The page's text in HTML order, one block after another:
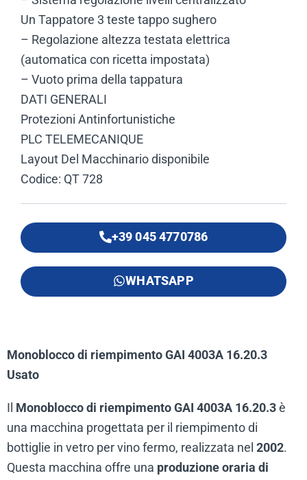
Un Tappatore 3 teste tappo sughero
– Regolazione altezza testata elettrica
(automatica con ricetta impostata)
– Vuoto prima della tappatura
DATI GENERALI
Protezioni Antinfortunistiche
PLC TELEMECANIQUE
Layout Del Macchinario disponibile
Codice: QT 728
+39 045 4770786
WHATSAPP
Monoblocco di riempimento GAI 4003A 16.20.3
Usato
Il Monoblocco di riempimento GAI 4003A 16.20.3è
una macchina progettata per il riempimento di
bottiglie in vetro per vino fermo, realizzata nel 2002.
Questa macchina offre una produzione oraria di